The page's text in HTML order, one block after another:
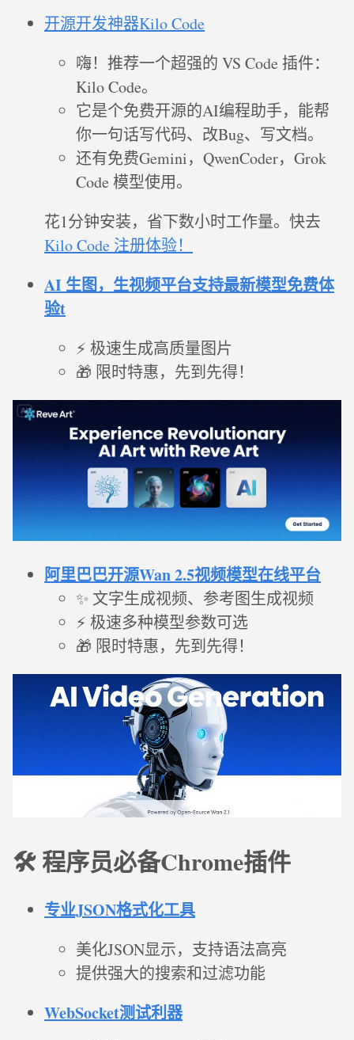
开源开发神器Kilo Code
嗨！推荐一个超强的 VS Code 插件：
Kilo Code。
它是个免费开源的AI编程助手，能帮
你一句话写代码、改Bug、写文档。
还有免费Gemini，QwenCoder，Grok
Code 模型使用。
花1分钟安装，省下数小时工作量。快去
Kilo Code 注册体验！
AI 生图，生视频平台支持最新模型免费体
验t
⚡ 极速生成高质量图片
🎁 限时特惠，先到先得！
阿里巴巴开源Wan 2.5视频模型在线平台
✨ 文字生成视频、参考图生成视频
⚡ 极速多种模型参数可选
🎁 限时特惠，先到先得！
🛠️ 程序员必备Chrome插件
专业JSON格式化工具
美化JSON显示，支持语法高亮
提供强大的搜索和过滤功能
WebSocket测试利器